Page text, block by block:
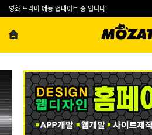
영화 드라마 예능 업데이트 중 입니다!